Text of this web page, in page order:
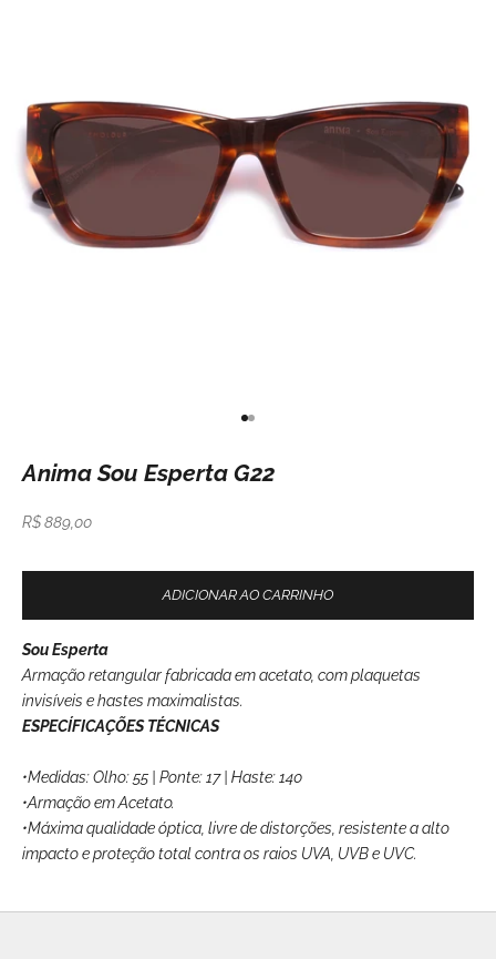
Ir para item 1
Ir para item 2
Anima Sou Esperta G22
Preço promocional
R$ 889,00
ADICIONAR AO CARRINHO
Sou Esperta
Armação retangular fabricada em acetato, com plaquetas
invisíveis e hastes maximalistas.
ESPECÍFICAÇÕES TÉCNICAS
•Medidas: Olho: 55 | Ponte: 17 | Haste: 140
•Armação em Acetato.
•Máxima qualidade óptica, livre de distorções, resistente a alto
impacto e proteção total contraos raios UVA, UVB e UVC.